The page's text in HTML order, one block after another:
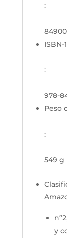
:
ISBN-
:
978-
Peso
:
549 g
y